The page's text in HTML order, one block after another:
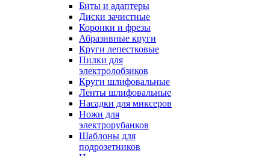
Биты и адаптеры
Диски зачистные
Коронки и фрезы
Абразивные круги
Круги лепестковые
Пилки для
электролобзиков
Круги шлифовальные
Ленты шлифовальные
Насадки для миксеров
Ножи для
электрорубанков
Шаблоны для
подрозетников